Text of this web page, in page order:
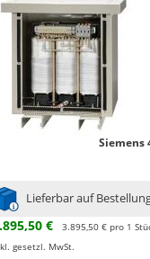
Siemens
Lieferbar auf
€
3.895,50 € pro 1
gesetzl. MwSt.